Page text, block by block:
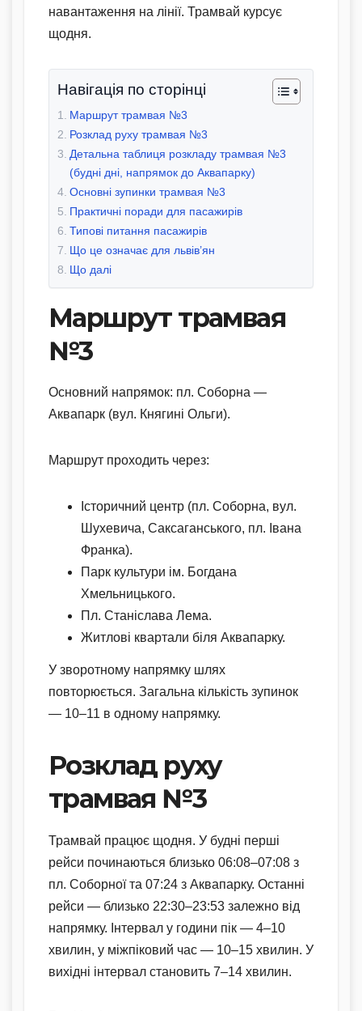
навантаження на лінії. Трамвай курсує
щодня.
Навігація по сторінці
Маршрут трамвая №3
Розклад руху трамвая №3
Детальна таблиця розкладу трамвая №3
(будні дні, напрямок до Аквапарку)
Основні зупинки трамвая №3
Практичні поради для пасажирів
Типові питання пасажирів
Що це означає для львів’ян
Що далі
Маршрут трамвая
№3
Основний напрямок: пл. Соборна —
Аквапарк (вул. Княгині Ольги).
Маршрут проходить через:
Історичний центр (пл. Соборна, вул.
Шухевича, Саксаганського, пл. Івана
Франка).
Парк культури ім. Богдана
Хмельницького.
Пл. Станіслава Лема.
Житлові квартали біля Аквапарку.
У зворотному напрямку шлях
повторюється. Загальна кількість зупинок
— 10–11 в одному напрямку.
Розклад руху
трамвая №3
Трамвай працює щодня. У будні перші
рейси починаються близько 06:08–07:08 з
пл. Соборної та 07:24 з Аквапарку. Останні
рейси — близько 22:30–23:53 залежно від
напрямку. Інтервал у години пік — 4–10
хвилин, у міжпіковий час — 10–15 хвилин. У
вихідні інтервал становить 7–14 хвилин.